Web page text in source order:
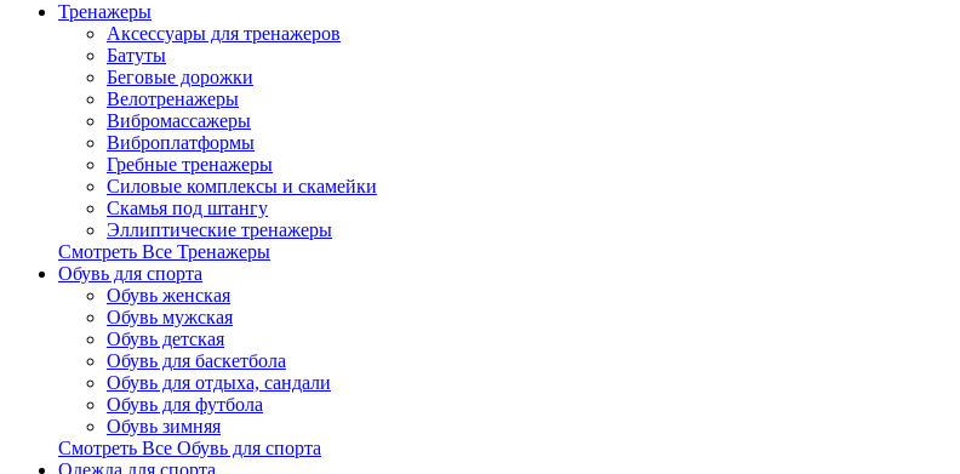
Тренажеры
Аксессуары для тренажеров
Батуты
Беговые дорожки
Велотренажеры
Вибромассажеры
Виброплатформы
Гребные тренажеры
Силовые комплексы и скамейки
Скамья под штангу
Эллиптические тренажеры
Смотреть Все Тренажеры
Обувь для спорта
Обувь женская
Обувь мужская
Обувь детская
Обувь для баскетбола
Обувь для отдыха, сандали
Обувь для футбола
Обувь зимняя
Смотреть Все Обувь для спорта
Одежда для спорта